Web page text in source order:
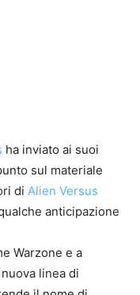
ha inviato ai suoi
sul materiale
di Alien Versus
anticipazione
Warzone e a
linea di